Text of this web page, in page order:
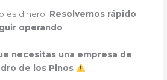
es dinero. Resolvemos rápido
operando
necesitas una empresa de
de los Pinos